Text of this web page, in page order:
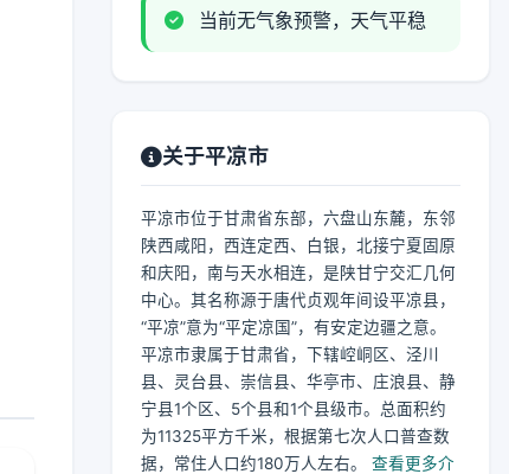
当前无气象预警，天气平稳
关于平凉市
平凉市位于甘肃省东部，六盘山东麓，东邻
陕西咸阳，西连定西、白银，北接宁夏固原
和庆阳，南与天水相连，是陕甘宁交汇几何
中心。其名称源于唐代贞观年间设平凉县，
“平凉”意为“平定凉国”，有安定边疆之意。
平凉市隶属于甘肃省，下辖崆峒区、泾川
县、灵台县、崇信县、华亭市、庄浪县、静
宁县1个区、5个县和1个县级市。总面积约
为11325平方千米，根据第七次人口普查数
据，常住人口约180万人左右。
查看更多介